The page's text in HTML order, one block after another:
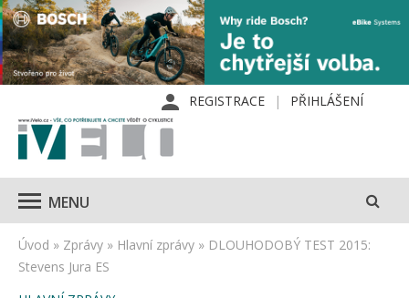
REGISTRACE PŘIHLÁŠENÍ
MENU
Úvod » Zprávy » Hlavní zprávy » DLOUHODOBÝ TEST 2015:
Stevens Jura ES